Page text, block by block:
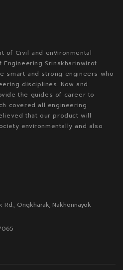
of Civil and enVironmental
Engineering Srinakharinwirot
smart and strong engineers who
disciplines. Now and
the guides of career to
covered all engineering
that our product will
environmentally and also
Rd., Ongkharak, Nakhonnayok